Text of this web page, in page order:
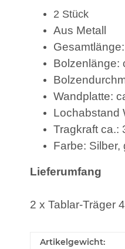
2 Stück
Aus Metall
Bolzenlänge:
Wandplatte:
Lochabstand
Tragkraft ca.:
Farbe: Silber,
Lieferumfang
2 x Tablar-Träger
Artikelgewicht: